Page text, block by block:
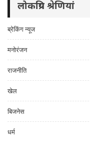
लोकप्रिय श्रेणियां
ब्रेकिंग न्यूज
मनोरंजन
राजनीति
खेल
बिजनेस
धर्म